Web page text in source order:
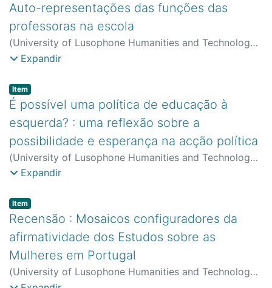
Auto-representações das funções das
professoras na escola
(University of Lusophone Humanities and Technology,
2003)António, Ana Sofia Pereira de Amaral
Interdisciplinares em Educação e Desenvolvimento
Expandir
Item type:
Item,
É possível uma política de educação à
esquerda? : uma reflexão sobre a
possibilidade e esperança na acção política
(University of Lusophone Humanities and Technology,
2003)Teodoro, António
Desenvolvimento
Expandir
Item type:
Item,
Recensão : Mosaicos configuradores da
afirmatividade dos Estudos sobre as
Mulheres em Portugal
(University of Lusophone Humanities and Technology,